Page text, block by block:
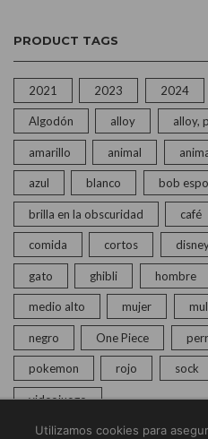
PRODUCT TAGS
2021 2023 2024
Algodón alloy alloy,
amarillo animal
azul blanco bob
brilla en la obscuridad café
comida cortos
gato ghibli hombre
medio alto mujer
negro One Piece
pokemon rojo sock
videojuego
Utilizamos cookies para